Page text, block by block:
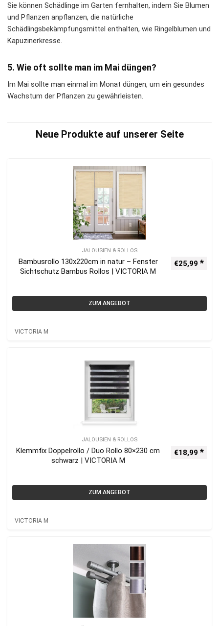
Sie können Schädlinge im Garten fernhalten, indem Sie Blumen
und Pflanzen anpflanzen, die natürliche
Schädlingsbekämpfungsmittel enthalten, wie Ringelblumen und
Kapuzinerkresse.
5. Wie oft sollte man im Mai düngen?
Im Mai sollte man einmal im Monat düngen, um ein gesundes
Wachstum der Pflanzen zu gewährleisten.
Neue Produkte auf unserer Seite
JALOUSIEN & ROLLOS
Bambusrollo 130x220cm in natur – Fenster
Sichtschutz Bambus Rollos | VICTORIA M
€25,99
ZUM ANGEBOT
VICTORIA M
JALOUSIEN & ROLLOS
Klemmfix Doppelrollo / Duo Rollo 80×230 cm
schwarz | VICTORIA M
€18,99
ZUM ANGEBOT
VICTORIA M